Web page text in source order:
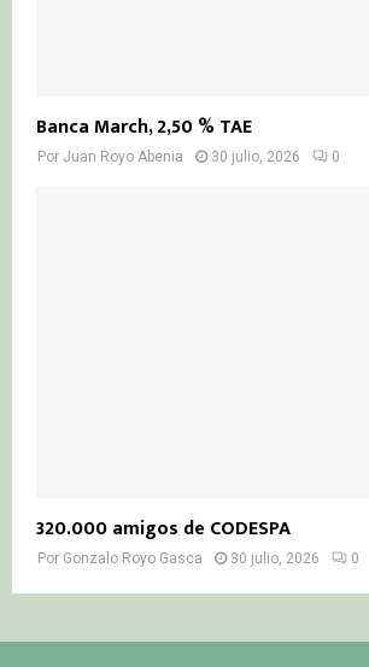
Banca March, 2,50 % TAE
Por Juan Royo Abenia 30 julio, 2026 0
320.000 amigos de CODESPA
Por Gonzalo Royo Gasca 30 julio, 2026 0